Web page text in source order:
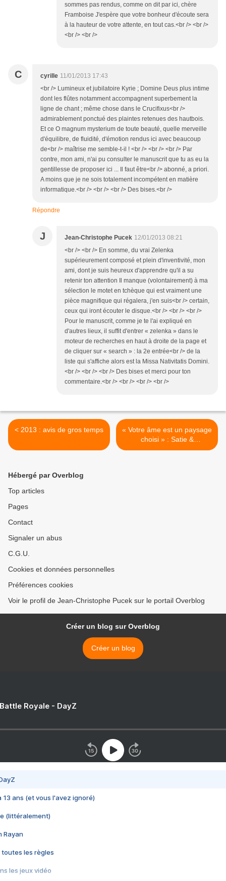
sommes pas rendus, comme on dit par ici, chère
Framboise J'espère que votre bonheur d'écoute sera
à la hauteur de votre attente, en tout cas.<br /> <br />
<br /> <br />
C cyrille 11/01/2013 17:43
<br /> Lumineux et jubilatoire Kyrie ; Domine Deus plus intime
dont les flûtes notamment accompagnent superbement la
ligne de chant ; même chose dans le Crucifixus<br />
admirablement ponctué des plaintes retenues des hautbois.
Et ce O magnum mysterium de toute beauté, quelle merveille
d'équilibre, de fluidité, d'émotion rendus ici avec beaucoup
de<br /> maîtrise me semble-t-il ! <br /> <br /> <br /> Par
contre, mon ami, n'ai pu consulter le manuscrit que tu as eu la
gentillesse de proposer ici ... Il faut être<br /> abonné, a priori.
A moins que je ne sois totalement incompétent en matière
informatique.<br /> <br /> <br /> Des bises.<br />
Répondre
J Jean-Christophe Pucek 12/01/2013 08:21
<br /> <br /> En somme, du vrai Zelenka
supérieurement composé et plein d'inventivité, mon
ami, dont je suis heureux d'apprendre qu'il a su
retenir ton attention Il manque (volontairement) à ma
sélection le motet en tchèque qui est vraiment une
pièce magnifique qui régalera, j'en suis<br /> certain,
ceux qui iront écouter le disque.<br /> <br /> <br />
Pour le manuscrit, comme je te l'ai expliqué en
d'autres lieux, il suffit d'entrer « zelenka » dans le
moteur de recherches en haut à droite de la page et
de cliquer sur « search » : la 2e entrée<br /> de la
liste qui s'affiche alors est la Missa Nativitatis Domini.
<br /> <br /> <br /> Des bises et merci pour ton
commentaire.<br /> <br /> <br /> <br />
< 2013 : avis de gros temps
« Votre âme est un paysage
choisi » : Satie &
compagnie par Anne
Hébergé par Overblog
Top articles
Pages
Contact
Signaler un abus
C.G.U.
Cookies et données personnelles
Préférences cookies
Voir le profil de Jean-Christophe Pucek sur le portail Overblog
Créer un blog sur Overblog
Créer un blog
Royale - DayZ
13 ans (et vous l'avez ignoré)
(littéralement)
Rayan
toutes les règles
les jeux vidéo